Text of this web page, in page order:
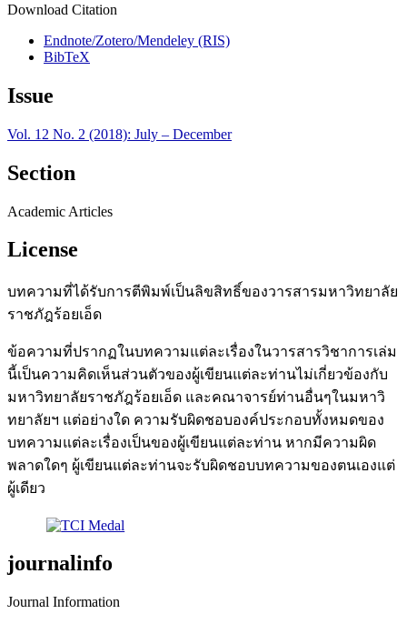
Download Citation
Endnote/Zotero/Mendeley (RIS)
BibTeX
Issue
Vol. 12 No. 2 (2018): July – December
Section
Academic Articles
License
บทความที่ได้รับการตีพิมพ์เป็นลิขสิทธิ์ของวารสารมหาวิทยาลัย
ราชภัฎร้อยเอ็ด
ข้อความที่ปรากฏในบทความแต่ละเรื่องในวารสารวิชาการเล่ม
นี้เป็นความคิดเห็นส่วนตัวของผู้เขียนแต่ละท่านไม่เกี่ยวข้องกับ
มหาวิทยาลัยราชภัฎร้อยเอ็ด และคณาจารย์ท่านอื่นๆในมหาวิ
ทยาลัยฯ แต่อย่างใด ความรับผิดชอบองค์ประกอบทั้งหมดของ
บทความแต่ละเรื่องเป็นของผู้เขียนแต่ละท่าน หากมีความผิด
พลาดใดๆ ผู้เขียนแต่ละท่านจะรับผิดชอบบทความของตนเองแต่
ผู้เดียว
journalinfo
Journal Information